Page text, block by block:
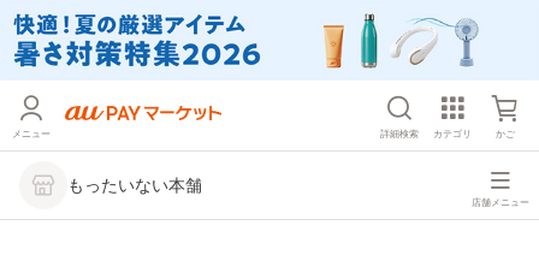
メニュー 詳細検索 カテゴリ かご
もったいない本舗
店舗メニュー